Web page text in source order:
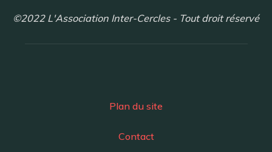
©2022 L'Association Inter-Cercles - Tout droit réservé
Plan du site
Contact